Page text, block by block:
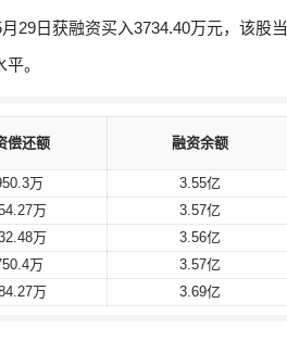
29日获融资买入3734.40万元，该股当
。
偿还额 融资余额
万
3.55亿
万
3.57亿
万
3.56亿
万
3.57亿
万 3.69亿
偿还额 融资余额
万
3.55亿
万
3.57亿
万
3.56亿
万
3.57亿
万 3.69亿